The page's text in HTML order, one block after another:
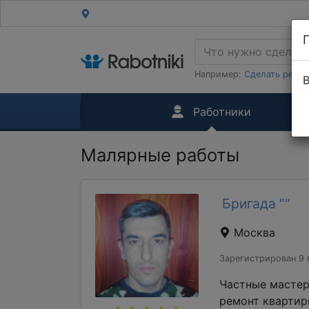
Например: Сделать
Работники
Малярные работы
Бригада ""
Москва
Зарегистрирован 9
Частные
ремонт